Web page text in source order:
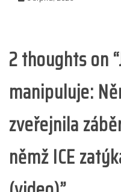
2 thoughts on “
manipuluje:
zveřejnila
němž ICE